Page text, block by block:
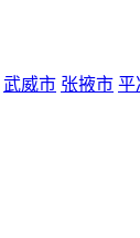
武威市 张掖市 平